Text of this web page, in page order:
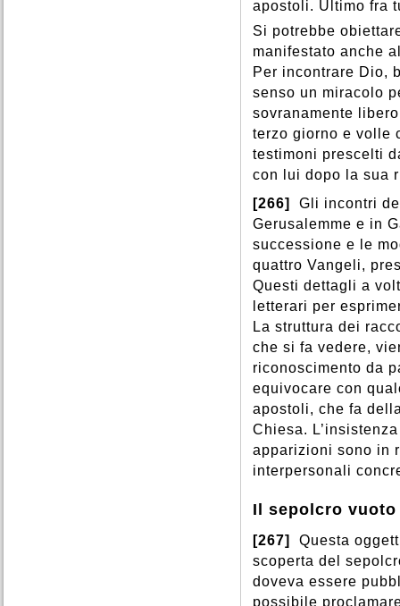
apostoli. Ultimo fra
Si potrebbe
manifestato anche
Per incontrare Dio,
senso un miracolo
sovranamente
terzo giorno e volle
testimoni prescelti
con lui dopo la sua
[266]
Gli incontri
Gerusalemme e in
successione e le
quattro Vangeli,
Questi dettagli a
letterari per
La struttura dei
che si fa vedere,
riconoscimento da
equivocare con
apostoli, che fa
Chiesa.
apparizioni sono in
interpersonali
Il sepolcro vuoto
[267]
Questa
scoperta del
doveva essere
possibile